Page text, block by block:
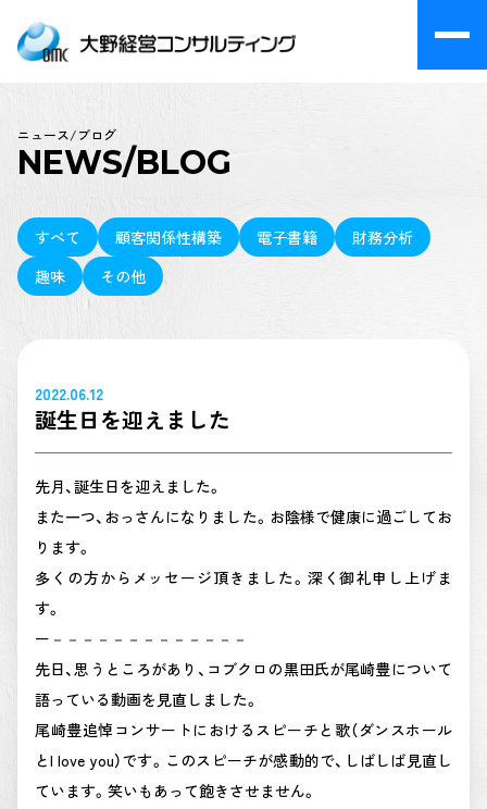
ニュース/ブログ
NEWS/BLOG
すべて 顧客関係性構築 電子書籍
財務分析
趣味
その他
2022.06.12
誕生日を迎えました
先月、誕生日を迎えました。
また一つ、おっさんになりました。お陰様で健康に過ごしてお
ります。
多くの方からメッセージ頂きました。深く御礼申し上げま
す。
ー－－－－－－－－－－－－－
先日、思うところがあり、コブクロの黒田氏が尾崎豊について
語っている動画を見直しました。
尾崎豊追悼コンサートにおけるスピーチと歌（ダンスホール
とI love you）です。このスピーチが感動的で、しばしば見直し
ています。笑いもあって飽きさせません。